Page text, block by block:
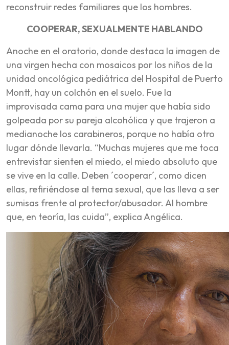
reconstruir redes familiares que los hombres.
COOPERAR, SEXUALMENTE HABLANDO
Anoche en el oratorio, donde destaca la imagen de
una virgen hecha con mosaicos por los niños de la
unidad oncológica pediátrica del Hospital de Puerto
Montt, hay un colchón en el suelo. Fue la
improvisada cama para una mujer que había sido
golpeada por su pareja alcohólica y que trajeron a
medianoche los carabineros, porque no había otro
lugar dónde llevarla. “Muchas mujeres que me toca
entrevistar sienten el miedo, el miedo absoluto que
se vive en la calle. Deben ´cooperar´, como dicen
ellas, refiriéndose al tema sexual, que las lleva a ser
sumisas frente al protector/abusador. Al hombre
que, en teoría, las cuida”, explica Angélica.